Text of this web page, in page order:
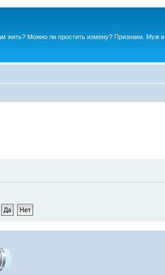
жить? Можно ли простить измену? Признаки. Муж и